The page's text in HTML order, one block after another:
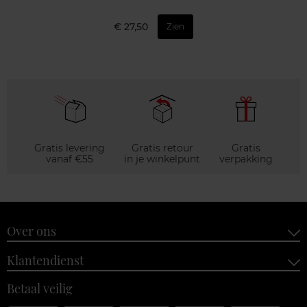
€ 27,50 Zien
Gratis levering
vanaf €55
Gratis retour
in je winkelpunt
Gratis
verpakking
Over ons
Klantendienst
Betaal veilig